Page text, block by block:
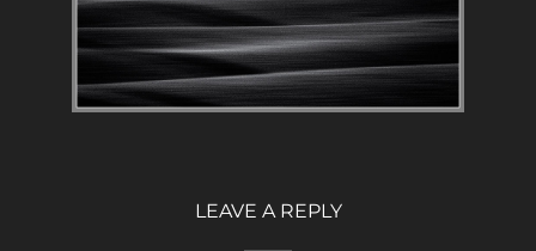
LEAVE A REPLY